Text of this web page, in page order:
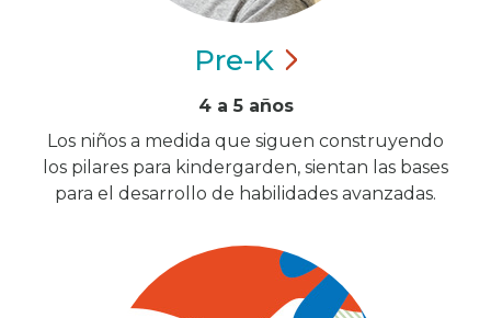
Pre-K
4 a 5 años
Los niños a medida que siguen construyendo
los pilares para kindergarden, sientan las bases
para el desarrollo de habilidades avanzadas.